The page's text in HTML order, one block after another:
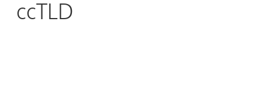
ccTLD